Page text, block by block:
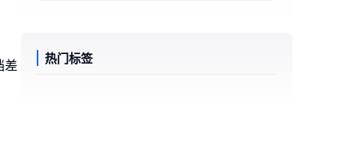
差 热门标签